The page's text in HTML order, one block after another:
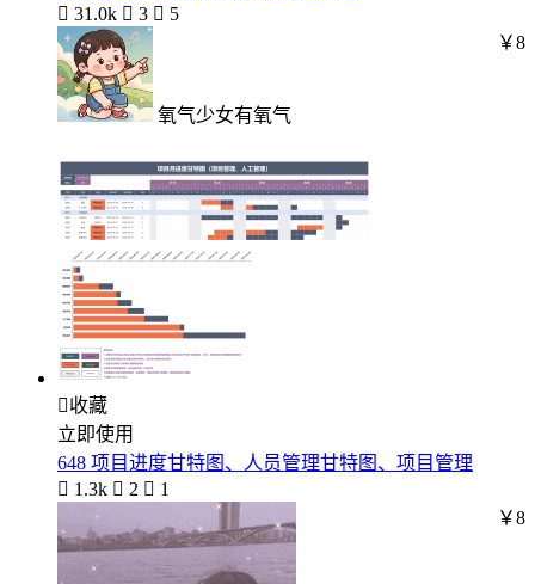
 31.0k  3  5
氧气少女有氧气
￥8
收藏
立即使用
648 项目进度甘特图、人员管理甘特图、项目管理
 1.3k  2  1
￥8